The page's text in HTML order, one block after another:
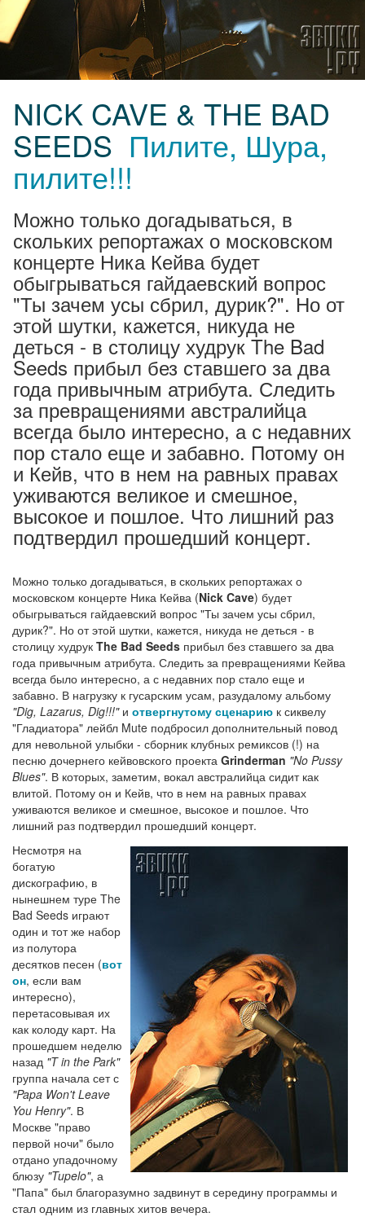
NICK CAVE & THE BAD
SEEDS Пилите, Шура,
пилите!!!
Можно только догадываться, в
скольких репортажах о московском
концерте Ника Кейва будет
обыгрываться гайдаевский вопрос
"Ты зачем усы сбрил, дурик?". Но от
этой шутки, кажется, никуда не
деться - в столицу худрук The Bad
Seeds прибыл без ставшего за два
года привычным атрибута. Следить
за превращениями австралийца
всегда было интересно, а с недавних
пор стало еще и забавно. Потому он
и Кейв, что в нем на равных правах
уживаются великое и смешное,
высокое и пошлое. Что лишний раз
подтвердил прошедший концерт.
Можно только догадываться, в скольких репортажах о
московском концерте Ника Кейва (Nick Cave) будет
обыгрываться гайдаевский вопрос "Ты зачем усы сбрил,
дурик?". Но от этой шутки, кажется, никуда не деться - в
столицу худрук The Bad Seeds прибыл без ставшего за два
года привычным атрибута. Следить за превращениями Кейва
всегда было интересно, а с недавних пор стало еще и
забавно. В нагрузку к гусарским усам, разудалому альбому
"Dig, Lazarus, Dig!!!"и отвергнутому сценарию к сиквелу
"Гладиатора" лейбл Mute подбросил дополнительный повод
для невольной улыбки - сборник клубных ремиксов (!) на
песню дочернего кейвовского проекта Grinderman "No Pussy
Blues". В которых, заметим, вокал австралийца сидит как
влитой. Потому он и Кейв, что в нем на равных правах
уживаются великое и смешное, высокое и пошлое. Что
лишний раз подтвердил прошедший концерт.
Несмотря на
богатую
дискографию, в
нынешнем туре The
Bad Seeds играют
один и тот же набор
из полутора
десятков песен (вот
он, если вам
интересно),
перетасовывая их
как колоду карт. На
прошедшем неделю
назад "T in the Park"
группа начала сет с
"Papa Won't Leave
You Henry". В
Москве "право
первой ночи" было
отдано упадочному
блюзу "Tupelo", а
"Папа" был благоразумно задвинут в середину программы и
стал одним из главных хитов вечера.